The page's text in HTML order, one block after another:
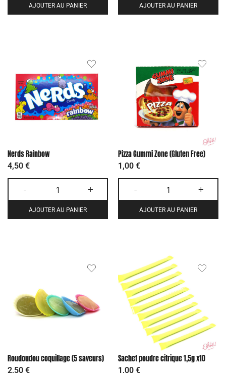
AJOUTER AU PANIER AJOUTER AU PANIER
Nerds Rainbow
4,50 €
- +
AJOUTER AU PANIER
Pizza Gummi Zone (Gluten Free)
1,00 €
- +
AJOUTER AU PANIER
Roudoudou coquillage (5 saveurs)
2,50 €
Sachet poudre citrique 1,5g x10
1,00 €